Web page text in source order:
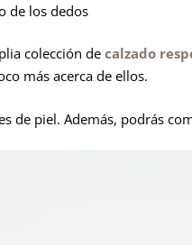
de los dedos
colección de calzado
más acerca de ellos.
de piel. Además, podrás